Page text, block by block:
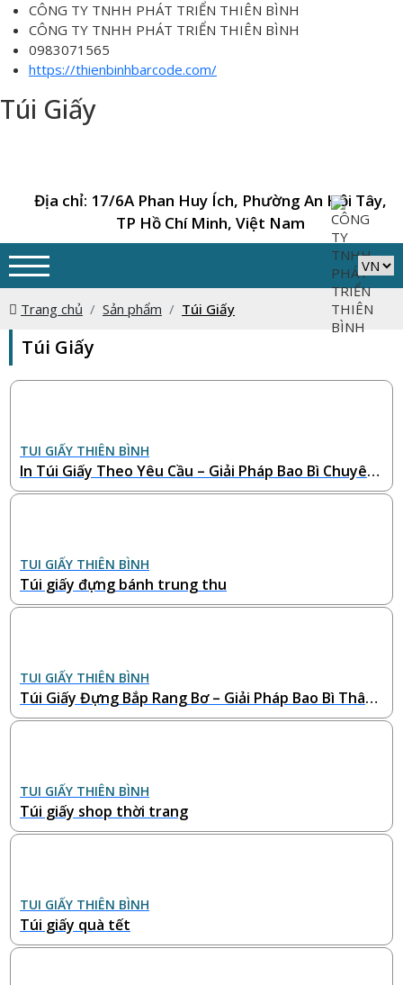
CÔNG TY TNHH PHÁT TRIỂN THIÊN BÌNH
CÔNG TY TNHH PHÁT TRIỂN THIÊN BÌNH
0983071565
https://thienbinhbarcode.com/
Túi Giấy
Địa chỉ: 17/6A Phan Huy Ích, Phường An Hội Tây,
TP Hồ Chí Minh, Việt Nam
Trang chủ Sản phẩm Túi Giấy
Túi Giấy
TUI GIẤY THIÊN BÌNH
In Túi Giấy Theo Yêu Cầu – Giải Pháp Bao Bì Chuyên
Nghiệp Cho Doanh Nghiệp
TUI GIẤY THIÊN BÌNH
Túi giấy đựng bánh trung thu
TUI GIẤY THIÊN BÌNH
Túi Giấy Đựng Bắp Rang Bơ – Giải Pháp Bao Bì Thân
Thiện & Bắt Mắt Cho Rạp Chiếu Phim và Quầy Ăn Vặ
TUI GIẤY THIÊN BÌNH
Túi giấy shop thời trang
TUI GIẤY THIÊN BÌNH
Túi giấy quà tết